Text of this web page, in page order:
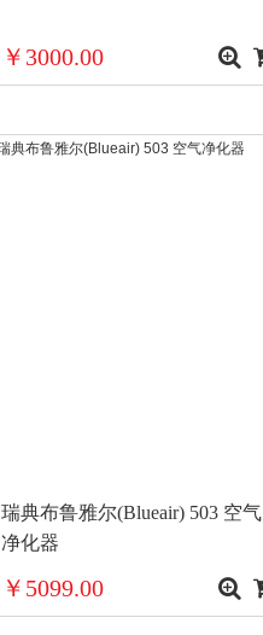
￥3000.00
瑞典布鲁雅尔(Blueair) 503 空气
净化器
￥5099.00